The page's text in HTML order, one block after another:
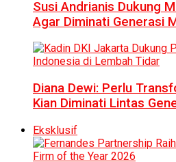
Susi Andrianis Dukung
Agar Diminati Generasi
Diana Dewi: Perlu
Kian Diminati Lintas
Eksklusif